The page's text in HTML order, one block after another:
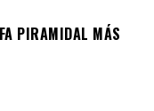
PIRAMIDAL MÁS